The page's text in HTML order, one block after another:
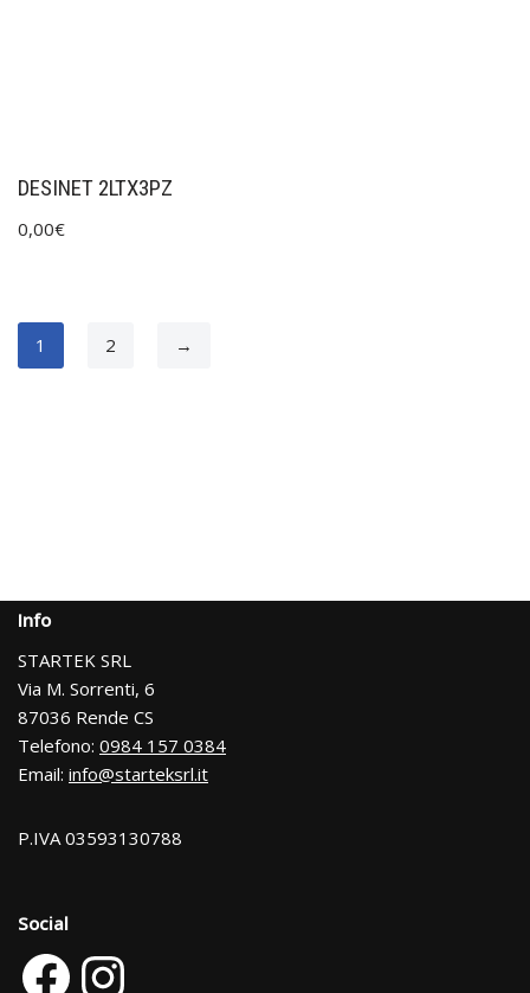
DESINET 2LTX3PZ
0,00€
1 2 →
Info
STARTEK SRL
Via M. Sorrenti, 6
87036 Rende CS
Telefono: 0984 157 0384
Email: info@starteksrl.it
P.IVA 03593130788
Social